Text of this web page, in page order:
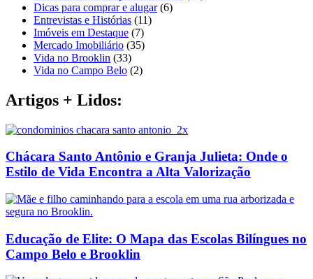
Dicas para comprar e alugar(6)
Entrevistas e Histórias (11)
Imóveis em Destaque (7)
Mercado Imobiliário (35)
Vida no Brooklin (33)
Vida no Campo Belo (2)
Artigos + Lidos:
Chácara Santo Antônio e Granja Julieta: Onde o
Estilo de Vida Encontra a Alta Valorização
Educação de Elite: O Mapa das Escolas Bilíngues no
Campo Belo e Brooklin